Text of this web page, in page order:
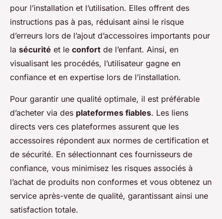
pour l’installation et l’utilisation. Elles offrent des
instructions pas à pas, réduisant ainsi le risque
d’erreurs lors de l’ajout d’accessoires importants pour
la sécurité et le confort de l’enfant. Ainsi, en
visualisant les procédés, l’utilisateur gagne en
confiance et en expertise lors de l’installation.
Pour garantir une qualité optimale, il est préférable
d’acheter via des plateformes fiables. Les liens
directs vers ces plateformes assurent que les
accessoires répondent aux normes de certification et
de sécurité. En sélectionnant ces fournisseurs de
confiance, vous minimisez les risques associés à
l’achat de produits non conformes et vous obtenez un
service après-vente de qualité, garantissant ainsi une
satisfaction totale.